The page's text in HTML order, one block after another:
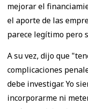
mejorar el
el aporte de las
parece legítimo pero
A su vez, dijo que
complicaciones
debe investigar. Yo
incorporarme ni